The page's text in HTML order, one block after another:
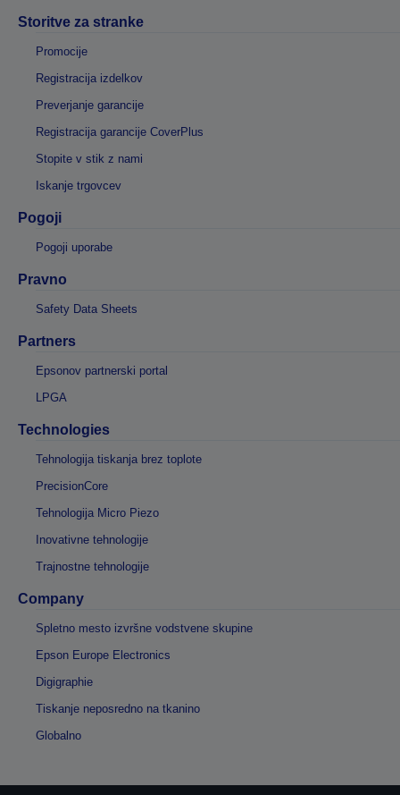
Storitve za stranke
Promocije
Registracija izdelkov
Preverjanje garancije
Registracija garancije CoverPlus
Stopite v stik z nami
Iskanje trgovcev
Pogoji
Pogoji uporabe
Pravno
Safety Data Sheets
Partners
Epsonov partnerski portal
LPGA
Technologies
Tehnologija tiskanja brez toplote
PrecisionCore
Tehnologija Micro Piezo
Inovativne tehnologije
Trajnostne tehnologije
Company
Spletno mesto izvršne vodstvene skupine
Epson Europe Electronics
Digigraphie
Tiskanje neposredno na tkanino
Globalno